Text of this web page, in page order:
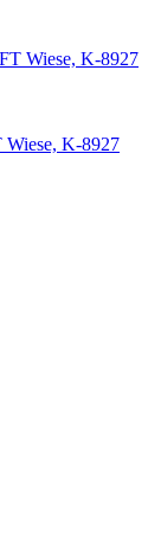
Wiese, K-8927